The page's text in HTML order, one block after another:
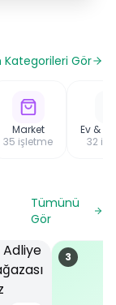
Kategorileri Gör
Market
35 işletme
Ev &
32
Tümünü
Gör
3